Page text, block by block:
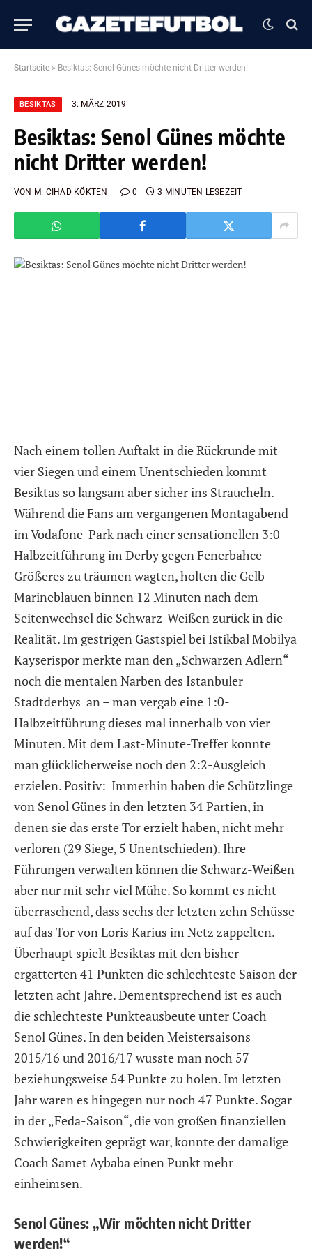
Startseite » Besiktas: Senol Günes möchte nicht Dritter werden!
BESIKTAS 3. MÄRZ 2019
Besiktas: Senol Günes möchte
nicht Dritter werden!
VON M. CIHAD KÖKTEN 0 3 MINUTEN LESEZEIT
Nach einem tollen Auftakt in die Rückrunde mit
vier Siegen und einem Unentschieden kommt
Besiktas so langsam aber sicher ins Straucheln.
Während die Fans am vergangenen Montagabend
im Vodafone-Park nach einer sensationellen 3:0-
Halbzeitführung im Derby gegen Fenerbahce
Größeres zu träumen wagten, holten die Gelb-
Marineblauen binnen 12 Minuten nach dem
Seitenwechsel die Schwarz-Weißen zurück in die
Realität. Im gestrigen Gastspiel bei Istikbal Mobilya
Kayserispor merkte man den „Schwarzen Adlern“
noch die mentalen Narben des Istanbuler
Stadtderbys an – man vergab eine 1:0-
Halbzeitführung dieses mal innerhalb von vier
Minuten. Mit dem Last-Minute-Treffer konnte
man glücklicherweise noch den 2:2-Ausgleich
erzielen. Positiv: Immerhin haben die Schützlinge
von Senol Günes in den letzten 34 Partien, in
denen sie das erste Tor erzielt haben, nicht mehr
verloren (29 Siege, 5 Unentschieden). Ihre
Führungen verwalten können die Schwarz-Weißen
aber nur mit sehr viel Mühe. So kommt es nicht
überraschend, dass sechs der letzten zehn Schüsse
auf das Tor von Loris Karius im Netz zappelten.
Überhaupt spielt Besiktas mit den bisher
ergatterten 41 Punkten die schlechteste Saison der
letzten acht Jahre. Dementsprechend ist es auch
die schlechteste Punkteausbeute unter Coach
Senol Günes. In den beiden Meistersaisons
2015/16 und 2016/17 wusste man noch 57
beziehungsweise 54 Punkte zu holen. Im letzten
Jahr waren es hingegen nur noch 47 Punkte. Sogar
in der „Feda-Saison“, die von großen finanziellen
Schwierigkeiten geprägt war, konnte der damalige
Coach Samet Aybaba einen Punkt mehr
einheimsen.
Senol Günes: „Wir möchten nicht Dritter
werden!“